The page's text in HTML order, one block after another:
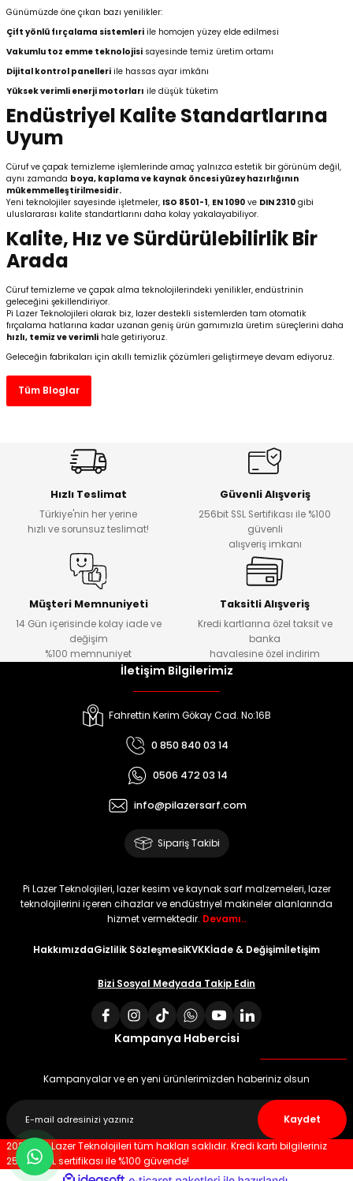
Günümüzde öne çıkan bazı yenilikler:
Çift yönlü fırçalama sistemleri ile homojen yüzey elde edilmesi
Vakumlu toz emme teknolojisi sayesinde temiz üretim ortamı
Dijital kontrol panelleri ile hassas ayar imkânı
Yüksek verimli enerji motorları ile düşük tüketim
Endüstriyel Kalite Standartlarına
Uyum
Cüruf ve çapak temizleme işlemlerinde amaç yalnızca estetik bir görünüm değil,
aynı zamanda boya, kaplama ve kaynak öncesi yüzey hazırlığının
mükemmelleştirilmesidir.
Yeni teknolojiler sayesinde işletmeler, ISO 8501-1, EN 1090 ve DIN 2310 gibi
uluslararası kalite standartlarını daha kolay yakalayabiliyor.
Kalite, Hız ve Sürdürülebilirlik Bir
Arada
Cüruf temizleme ve çapak alma teknolojilerindeki yenilikler, endüstrinin
geleceğini şekillendiriyor.
Pi Lazer Teknolojileri olarak biz, lazer destekli sistemlerden tam otomatik
fırçalama hatlarına kadar uzanan geniş ürün gamımızla üretim süreçlerini daha
hızlı, temiz ve verimli hale getiriyoruz.
Geleceğin fabrikaları için akıllı temizlik çözümleri geliştirmeye devam ediyoruz.
Tüm Bloglar
Hızlı Teslimat
Türkiye'nin her yerine
hızlı ve sorunsuz teslimat!
Güvenli Alışveriş
256bit SSL Sertifikası ile %100
güvenli
alışveriş imkanı
Müşteri Memnuniyeti
14 Gün içerisinde kolay iade ve
değişim
%100 memnuniyet
Taksitli Alışveriş
Kredi kartlarına özel taksit ve
banka
havalesine özel indirim
İletişim Bilgilerimiz
Fahrettin Kerim Gökay Cad. No:16B
0 850 840 03 14
0506 472 03 14
info@pilazersarf.com
Sipariş Takibi
Pi Lazer Teknolojileri, lazer kesim ve kaynak sarf malzemeleri, lazer
teknolojilerini içeren cihazlar ve endüstriyel makineler alanlarında
hizmet vermektedir. Devamı..
HakkımızdaGizlilik SözleşmesiKVKKİade & Değişimİletişim
Bizi Sosyal Medyada Takip Edin
Kampanya Habercisi
Kampanyalar ve en yeni ürünlerimizden haberiniz olsun
Kaydet
2023 © Pi Lazer Teknolojileri tüm hakları saklıdır. Kredi kartı bilgileriniz
256 bit SSL sertifikası ile %100 güvende!
ideasoft